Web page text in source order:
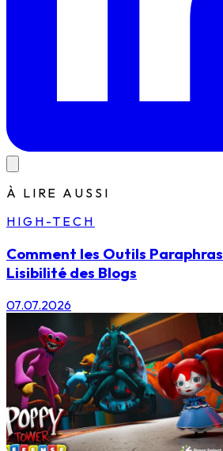
À LIRE AUSSI
HIGH-TECH
Comment les Outils
Lisibilité des Blogs
07.07.2026